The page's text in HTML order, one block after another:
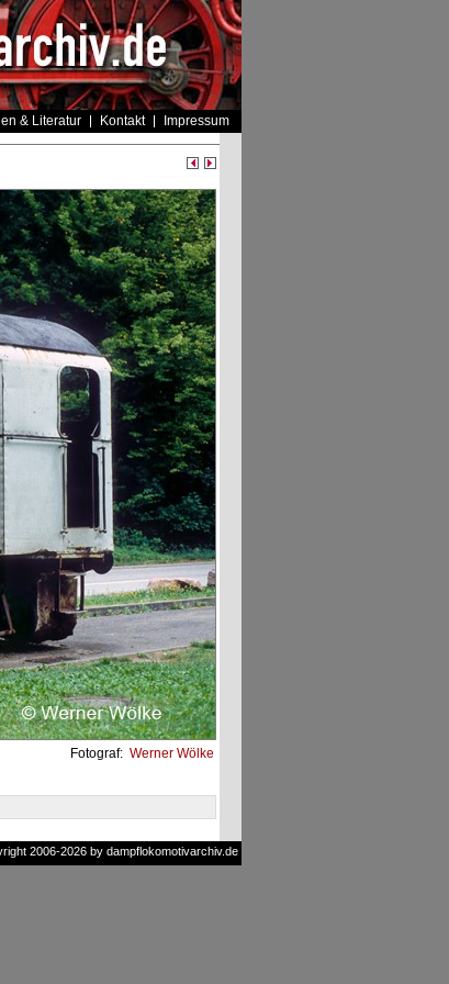
& Literatur Kontakt Impressum
Fotograf: Werner Wölke
2006-2026 by dampflokomotivarchiv.de